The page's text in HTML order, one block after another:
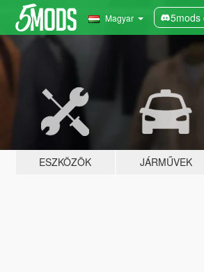
Magyar 5mods
ESZKÖZÖK JÁRMŰVEK